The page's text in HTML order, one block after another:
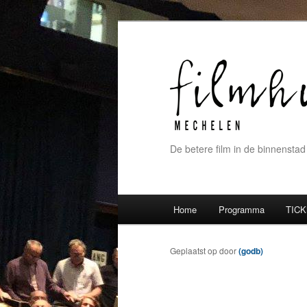
De betere film in de binnenstad
Spring naar de primaire
Spring naar de secundaire
Home Programma
Geplaatst opdoor(godb)